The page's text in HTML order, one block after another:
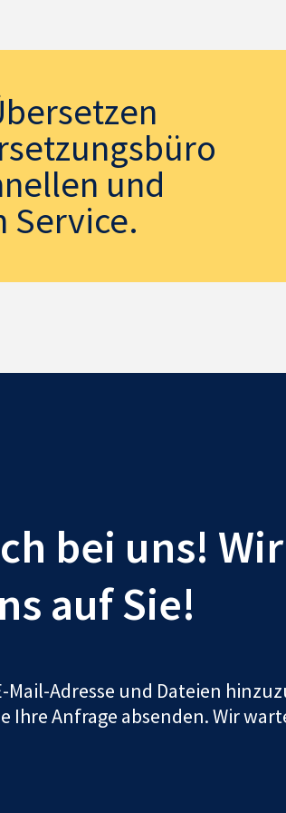
und
Service.
bei uns!
auf Sie!
Mail-Adresse und Dateien
Ihre Anfrage absenden. Wir